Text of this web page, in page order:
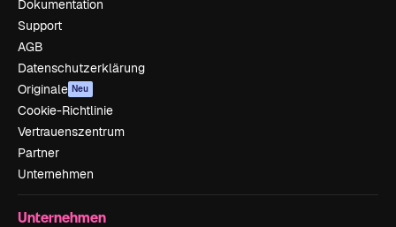
Dokumentation
Support
AGB
Datenschutzerklärung
Originale Neu
Cookie-Richtlinie
Vertrauenszentrum
Partner
Unternehmen
Unternehmen